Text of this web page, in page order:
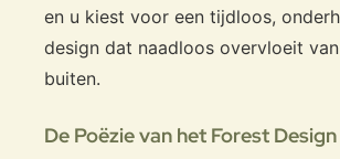
en u kiest voor een tijdloos,
design dat naadloos overvloeit
buiten.
De Poëzie van het Forest Design